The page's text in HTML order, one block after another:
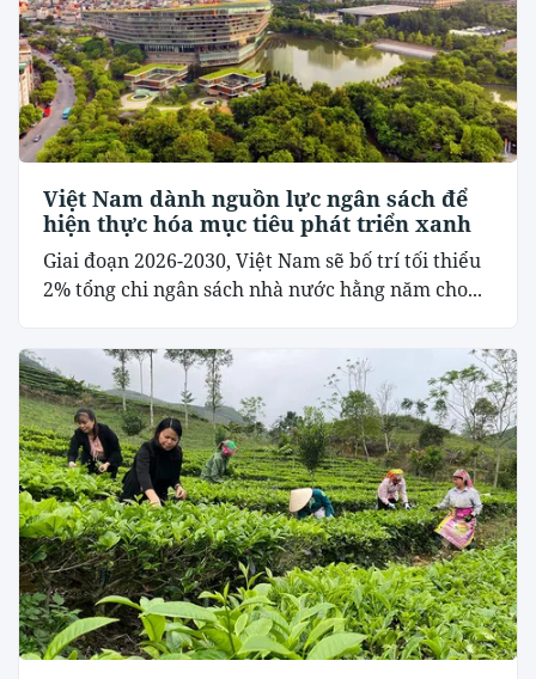
Việt Nam dành nguồn lực ngân sách để
hiện thực hóa mục tiêu phát triển xanh
Giai đoạn 2026-2030, Việt Nam sẽ bố trí tối thiểu
2% tổng chi ngân sách nhà nước hằng năm cho...